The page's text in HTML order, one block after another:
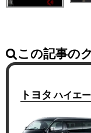
この記事の
トヨタ ハイエ